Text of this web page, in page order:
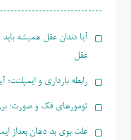
آیا دندان عقل همیشه
عقل
رابطه بارداری و
تومورهای فک و صورت؛
علت بوی بد دهان بعداز